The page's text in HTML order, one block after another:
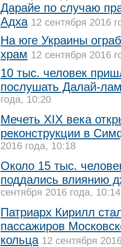
Дарайе по случаю
Адха 12 сентября 2016
На юге Украины
храм 12 сентября 2016
10 тыс. человек
послушать Далай-
года, 10:20
Мечеть XIX века
реконструкции в
2016 года, 10:18
Около 15 тыс.
поддались влиянию
сентября 2016 года, 10:14
Патриарх Кирилл
пассажиров
кольца 12 сентября